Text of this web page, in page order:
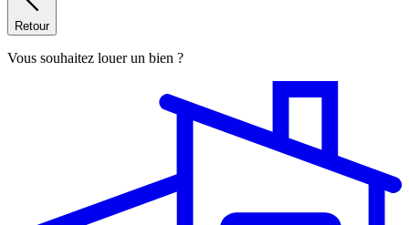
Retour
Vous souhaitez louer un bien ?